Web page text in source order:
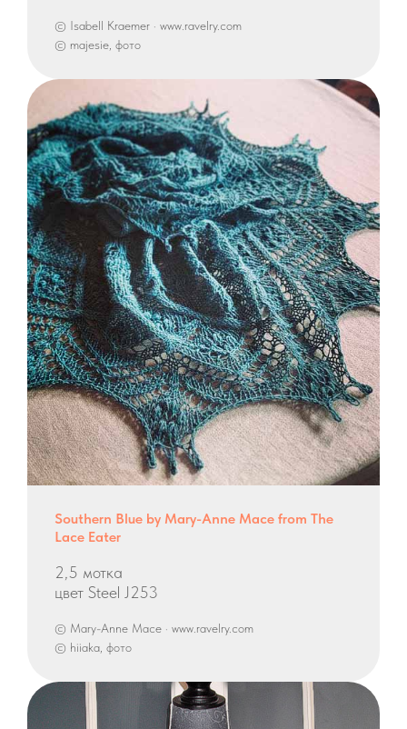
© Isabell Kraemer · www.ravelry.com
© majesie, фото
Southern Blue by Mary-Anne Mace from The
Lace Eater
2,5 мотка
цвет Steel J253
© Mary-Anne Mace · www.ravelry.com
© hiiaka, фото